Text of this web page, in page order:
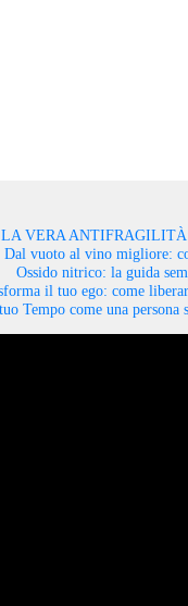
LA VERA
Dal vuoto al vino migliore:
Ossido nitrico: la guida
il tuo ego: come
Tempo come una